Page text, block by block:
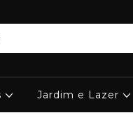
Jardim e Lazer